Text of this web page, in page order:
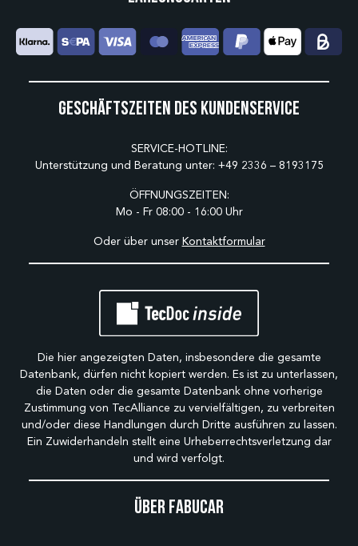
Über Fabucar
Geschäftszeiten des Kundenservice
SERVICE-HOTLINE:
Unterstützung und Beratung unter: +49 2336 – 8193175
ÖFFNUNGSZEITEN:
Mo - Fr 08:00 - 16:00 Uhr
Oder über unser Kontaktformular
Die hier angezeigten Daten, insbesondere die gesamte
Datenbank, dürfen nicht kopiert werden. Es ist zu unterlassen,
die Daten oder die gesamte Datenbank ohne vorherige
Zustimmung von TecAlliance zu vervielfältigen, zu verbreiten
und/oder diese Handlungen durch Dritte ausführen zu lassen.
Ein Zuwiderhandeln stellt eine Urheberrechtsverletzung dar
und wird verfolgt.